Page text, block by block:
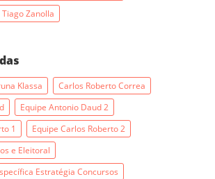
Tiago Zanolla
Klassa
Carlos Roberto Correa
Equipe Antonio Daud 2
1
Equipe Carlos Roberto 2
e Eleitoral
Estratégia Concursos